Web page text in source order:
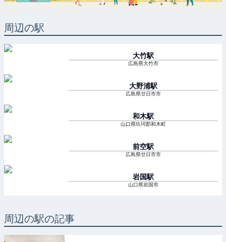
周辺の駅
大竹駅
広島県大竹市
大野浦駅
広島県廿日市市
和木駅
山口県玖珂郡和木町
前空駅
広島県廿日市市
岩国駅
山口県岩国市
周辺の駅の記事